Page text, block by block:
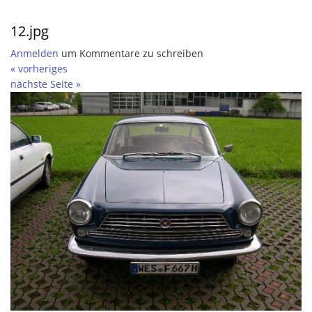
12.jpg
Anmelden um Kommentare zu schreiben
« vorheriges
nächste Seite »